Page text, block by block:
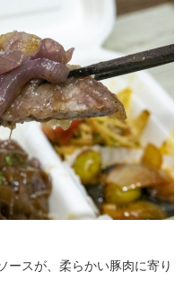
ースが、柔らかい豚肉に寄り